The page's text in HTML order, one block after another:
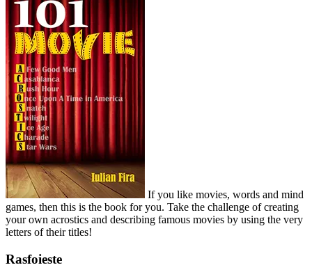
If you like movies, words and mind
games, then this is the book for you. Take the challenge of creating
your own acrostics and describing famous movies by using the very
letters of their titles!
Rasfoieste